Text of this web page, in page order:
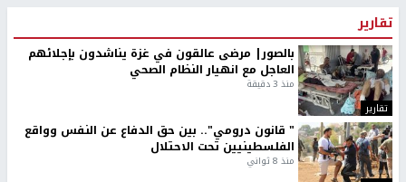
تقارير
تقارير
بالصور| مرضى عالقون في غزة يناشدون بإجلائهم
العاجل مع انهيار النظام الصحي
منذ 3 دقيقة
" قانون درومي".. بين حق الدفاع عن النفس وواقع
الفلسطينيين تحت الاحتلال
منذ 8 ثواني